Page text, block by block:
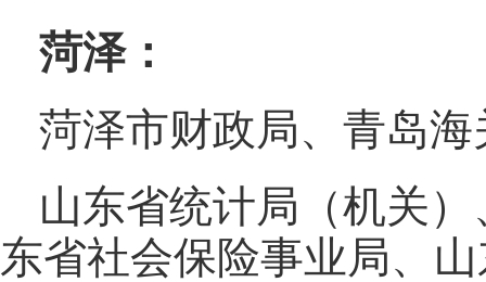
菏泽：
菏泽市财政局、青岛
山东省统计局（机关
东省社会保险事业局、